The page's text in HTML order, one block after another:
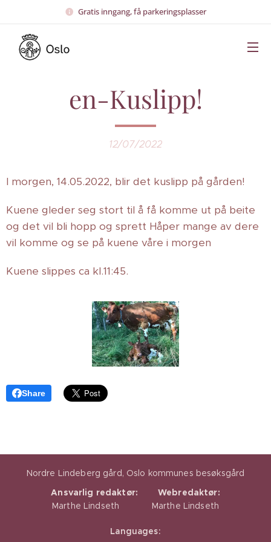
Gratis inngang, få parkeringsplasser
en-Kuslipp!
12/07/2022
I morgen, 14.05.2022, blir det kuslipp på gården!
Kuene gleder seg stort til å få komme ut på beite
og det vil bli hopp og sprett Håper mange av dere
vil komme og se på kuene våre i morgen
Kuene slippes ca kl.11:45.
Share
Nordre Lindeberg gård, Oslo kommunes besøksgård
Ansvarlig redaktør:Webredaktør:
Marthe Lindseth Marthe Lindseth
Languages